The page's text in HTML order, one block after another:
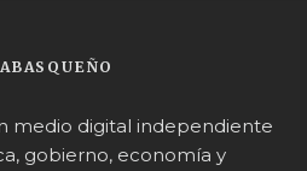
medio digital independiente
gobierno, economía y